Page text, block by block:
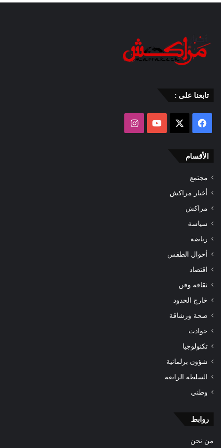
تابعنا على :
فيسبوك ‫YouTube
الأقسام
مجتمع
أخبار مراكش
مراكش
سياسة
رياضة
أحوال الطقس
اقتصاد
ثقافة وفن
خارج الحدود
صحة ورشاقة
حوادث
تكنولوجيا
شؤون برلمانية
السلطة الرابعة
وطني
روابط
من نحن